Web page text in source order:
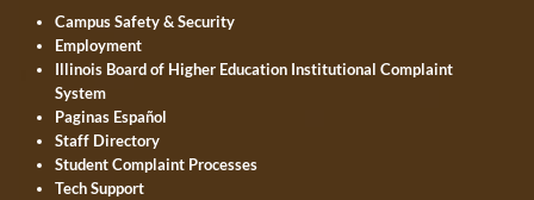
Campus Safety & Security
Employment
Illinois Board of Higher Education Institutional Complaint
System
Paginas Español
Staff Directory
Student Complaint Processes
Tech Support